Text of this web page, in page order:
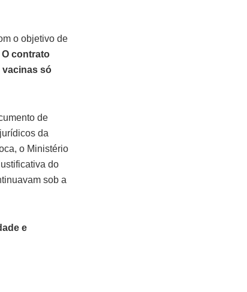
o objetivo de
O contrato
vacinas só
de
da
o Ministério
do
sob a
e